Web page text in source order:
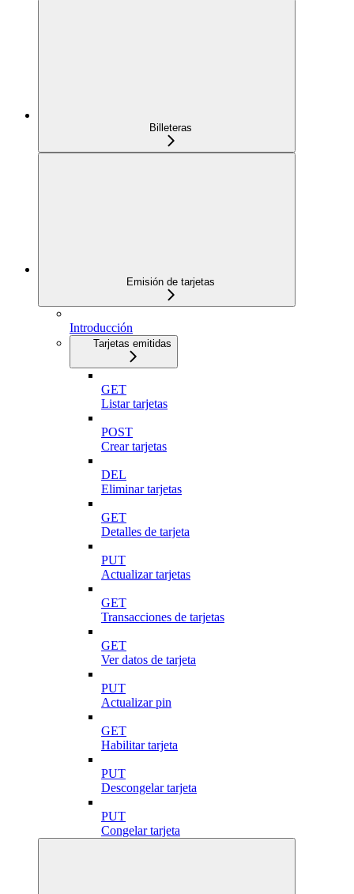
Billeteras
Emisión de tarjetas
Introducción
Tarjetas emitidas
GET
Listar tarjetas
POST
Crear tarjetas
DEL
Eliminar tarjetas
GET
Detalles de tarjeta
PUT
Actualizar tarjetas
GET
Transacciones de tarjetas
GET
Ver datos de tarjeta
PUT
Actualizar pin
GET
Habilitar tarjeta
PUT
Descongelar tarjeta
PUT
Congelar tarjeta